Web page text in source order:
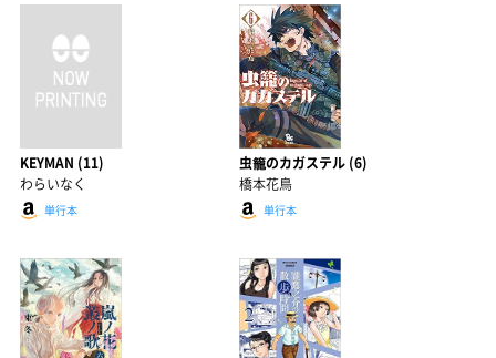
KEYMAN (11)
わらいなく
単行本
虫籠のカガステル (6)
橋本花鳥
単行本